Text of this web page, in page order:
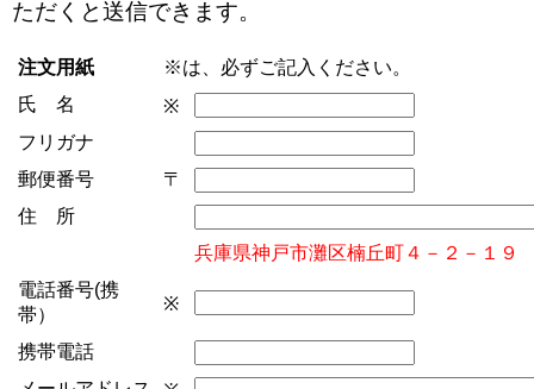
ただくと送信できます。
注文用紙
※は、必ずご記入ください。
氏 名
※
フリガナ
郵便番号
〒
住 所
兵庫県神戸市灘区楠丘町４－２－１９
電話番号(携
帯）
※
携帯電話